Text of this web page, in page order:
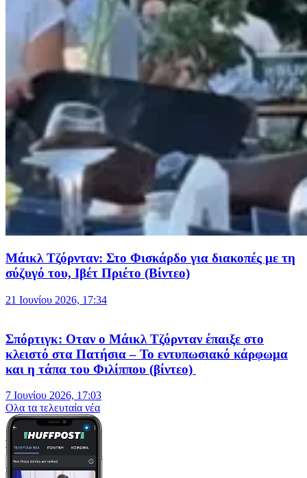
Μάικλ Τζόρνταν: Στο Φισκάρδο για διακοπές με τη
σύζυγό του, Ιβέτ Πριέτο (Βίντεο)
21 Ιουνίου 2026, 17:34
Σπόρτιγκ: Οταν ο Μάικλ Τζόρνταν έπαιξε στο
κλειστό στα Πατήσια – Το εντυπωσιακό κάρφωμα
και η τάπα του Φιλίππου (βίντεο)
7 Ιουνίου 2026, 17:03
Oλα τα τελευταία νέα